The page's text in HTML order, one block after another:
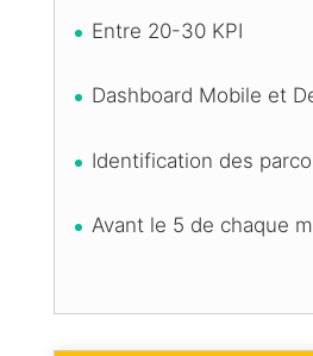
Entre 20-30 KPI
Dashboard Mobile et
Identification des
Avant le 5 de chaque